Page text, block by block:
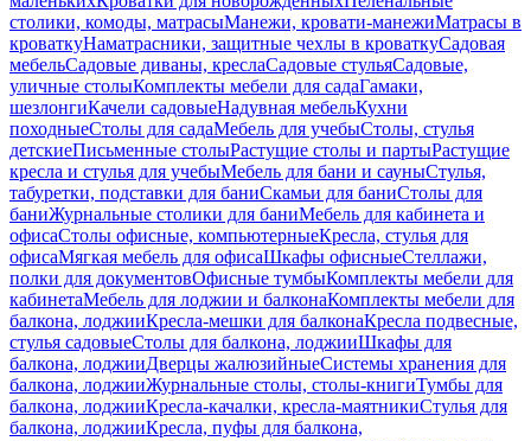
столики, комоды, матрасыМанежи, кровати-манежиМатрасы в
кроваткуНаматрасники, защитные чехлы в кроваткуСадовая
мебельСадовые диваны, креслаСадовые стульяСадовые,
уличные столыКомплекты мебели для садаГамаки,
шезлонгиКачели садовыеНадувная мебельКухни
походныеСтолы для садаМебель для учебыСтолы, стулья
детскиеПисьменные столыРастущие столы и партыРастущие
кресла и стулья для учебыМебель для бани и сауныСтулья,
табуретки, подставки для баниСкамьи для баниСтолы для
баниЖурнальные столики для баниМебель для кабинета и
офисаСтолы офисные, компьютерныеКресла, стулья для
офисаМягкая мебель для офисаШкафы офисныеСтеллажи,
полки для документовОфисные тумбыКомплекты мебели для
кабинетаМебель для лоджии и балконаКомплекты мебели для
балкона, лоджииКресла-мешки для балконаКресла подвесные,
стулья садовыеСтолы для балкона, лоджииШкафы для
балкона, лоджииДверцы жалюзийныеСистемы хранения для
балкона, лоджииЖурнальные столы, столы-книгиТумбы для
балкона, лоджииКресла-качалки, кресла-маятникиСтулья для
балкона, лоджииКресла, пуфы для балкона,